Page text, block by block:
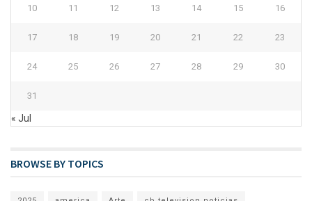
10 11 12 13 14 15 16
17 18 19 20 21 22 23
24 25 26 27 28 29 30
31
« Jul
BROWSE BY TOPICS